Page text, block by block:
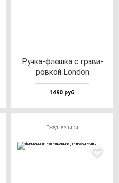
Руч­ка-флеш­ка с гра­ви­
ров­кой Lon­don
1490 руб
Ежедневники